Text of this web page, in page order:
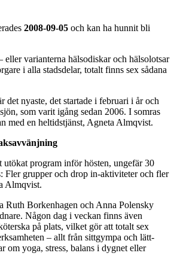
2008-09-05 och kan ha hunnit bli
eller varianterna hälsodiskar och hälsolotsar
i alla stadsdelar, totalt finns sex sådana
det nyaste, det startade i februari i år och
som varit igång sedan 2006. I somras
med en heltidstjänst, Agneta Almqvist.
utökat program inför hösten, ungefär 30
Fler grupper och drop in-aktiviteter och fler
Almqvist.
Ruth Borkenhagen och Anna Polensky
Någon dag i veckan finns även
på plats, vilket gör att totalt sex
– allt från sittgympa och lätt-
om yoga, stress, balans i dygnet eller